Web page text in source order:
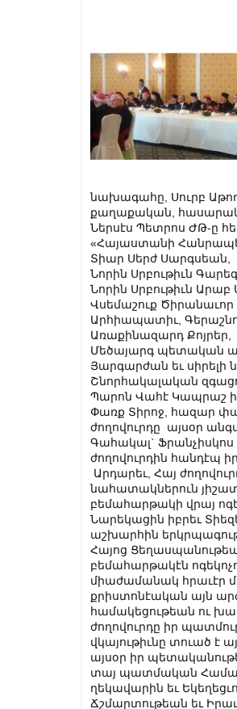
նախագահը, Սուրբ
քաղաքական,
Ներսէս Պետրոս ԺԹ-ը
«Հայաստանի
Տիար Սերժ Սարգսեան,
Նորին Սրբութիւն
Նորին Սրբութիւն Արաբ
Վսեմաշուք Ծիրանաւոր
Արհիապատիւ,
Առաքինազարդ Քոյրեր,
Մեծայարգ պետական
Յարգարժան եւ սիրելի
Շնորհակալական
Պարոն Վահէ Կապրաշ
Փառք Տիրոջ, հազար
ժողովուրդը այսօր
Գահակալ`
ժողովուրդին հանդէպ
Արդարեւ, Հայ
նահատակներուն
բեմահարթակի վրայ
Նարեկացին իբրեւ
աշխարհին
Հայոց
բեմահարթակէն
միաժամանակ հրաւէր
քրիստոնէական այն
համակեցութեան ու
ժողովուրդը իր
վկայութիւնը տուած է
այսօր իր
տայ պատմական
ղեկավարին եւ
Ճշմարտութեան եւ